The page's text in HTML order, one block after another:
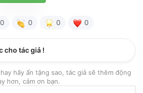
0 0 0 0
cho tác giả !
hãy ấn tặng sao, tác giả sẽ thêm động
hơn, cảm ơn bạn.